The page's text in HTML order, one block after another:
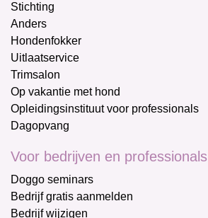
Stichting
Anders
Hondenfokker
Uitlaatservice
Trimsalon
Op vakantie met hond
Opleidingsinstituut voor professionals
Dagopvang
Voor bedrijven en professionals
Doggo seminars
Bedrijf gratis aanmelden
Bedrijf wijzigen